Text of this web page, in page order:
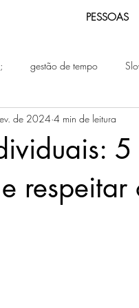
PESSOAS
gestão de tempo
teletrabalho Gestão
Gestão do Tempo
respeitar
de 2024 4 min de leitura